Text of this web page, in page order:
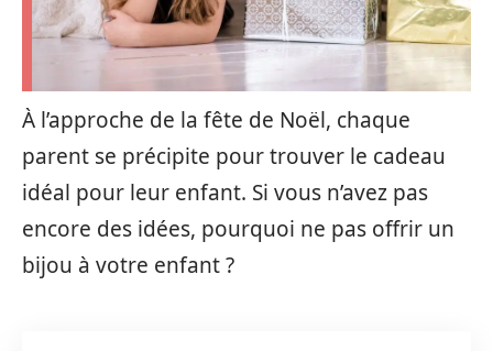
À l’approche de la fête de Noël, chaque
parent se précipite pour trouver le cadeau
idéal pour leur enfant. Si vous n’avez pas
encore des idées, pourquoi ne pas offrir un
bijou à votre enfant ?